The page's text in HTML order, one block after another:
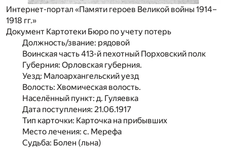
Интернет-портал «Памяти героев Великой войны 1914–
1918 гг.»
Документ Картотеки Бюро по учету потерь
Должность/звание: рядовой
Воинская часть 413-й пехотный Порховский полк
Губерния: Орловская губерния.
Уезд: Малоархангельский уезд
Волость: Хвомическая волость.
Населённый пункт: д. Гуляевка
Дата поступления: 21.06.1917
Тип карточки: Карточка на прибывших
Место лечения: с. Мерефа
Судьба: Болен (льна)